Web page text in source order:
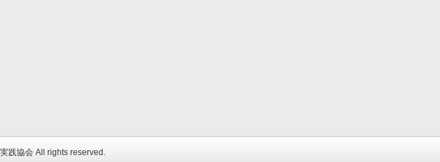
践協会All rights reserved.